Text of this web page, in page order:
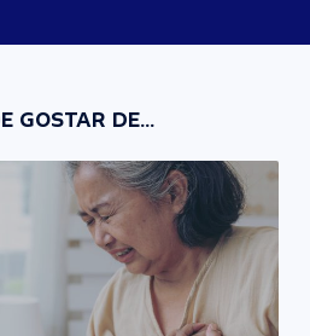
GOSTAR DE...